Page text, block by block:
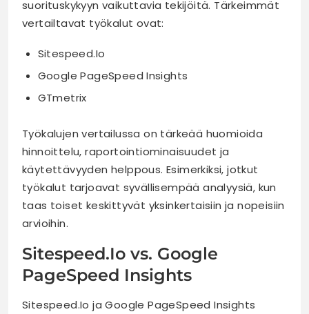
suorituskykyyn vaikuttavia tekijöitä. Tärkeimmät
vertailtavat työkalut ovat:
Sitespeed.Io
Google PageSpeed Insights
GTmetrix
Työkalujen vertailussa on tärkeää huomioida
hinnoittelu, raportointiominaisuudet ja
käytettävyyden helppous. Esimerkiksi, jotkut
työkalut tarjoavat syvällisempää analyysiä, kun
taas toiset keskittyvät yksinkertaisiin ja nopeisiin
arvioihin.
Sitespeed.Io vs. Google
PageSpeed Insights
Sitespeed.Io ja Google PageSpeed Insights